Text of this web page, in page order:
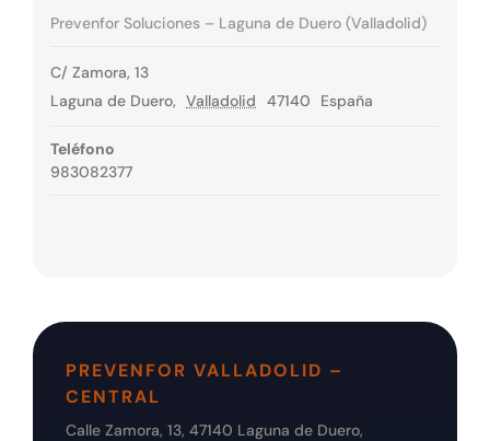
Prevenfor Soluciones – Laguna de Duero (Valladolid)
C/ Zamora, 13
Laguna de Duero, Valladolid 47140 España
Teléfono
983082377
PREVENFOR VALLADOLID –
CENTRAL
Calle Zamora, 13, 47140 Laguna de Duero,